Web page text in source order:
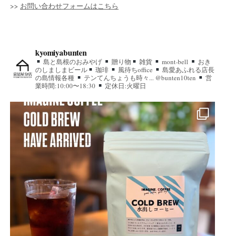
>> お問い合わせフォームはこちら
kyomiyabunten
島と島根のおみやげ 贈り物 雑貨 mont-bell
おき
のしましまビール
珈琲 風待ちoffice
島愛あふれる店長
の島情報各種
テンてんちょうも時々... @bunten10ten
営
業時間:10:00〜18:30
定休日:火曜日